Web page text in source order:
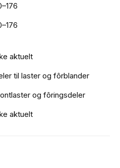
aktuelt
til laster og fôrblander
og fôringsdeler
aktuelt